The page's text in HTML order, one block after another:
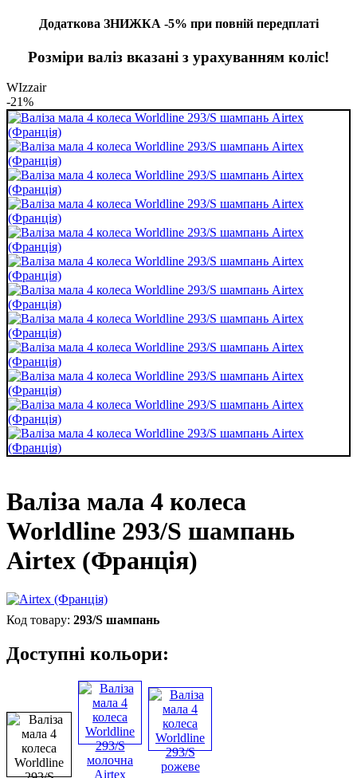
Додаткова ЗНИЖКА -5% при повній передплаті
Розміри валіз вказані з урахуванням коліс!
WIzzair
-21%
Валіза мала 4 колеса
Worldline 293/S шампань
Airtex (Франція)
293/S шампань
Доступні кольори: